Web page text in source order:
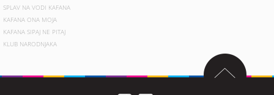
SPLAV NA VODI KAFANA
KAFANA ONA MOJA
KAFANA SIPAJ NE PITAJ
KLUB NARODNJAKA